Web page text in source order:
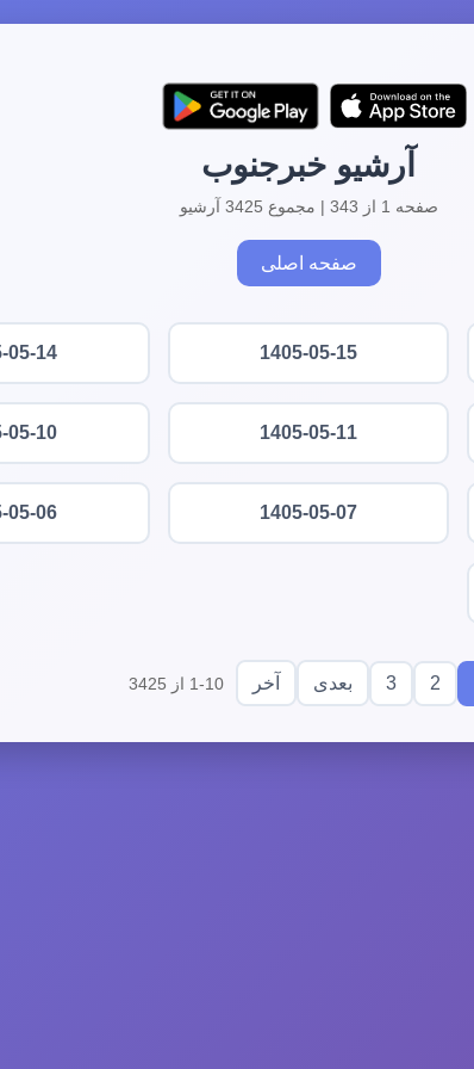
آرشیو خبرجنوب
صفحه 1 از 343 | مجموع 3425 آرشیو
صفحه اصلی
1405-05-15
05-14
1405-05-11
05-10
1405-05-07
05-06
2
3 بعدی آخر 1-10 از 3425